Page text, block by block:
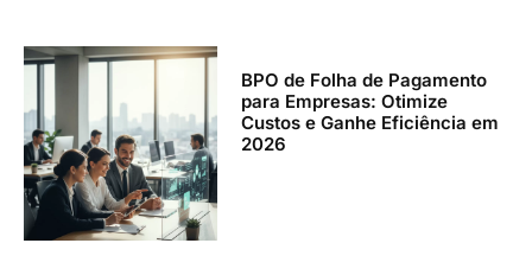
BPO de Folha de Pagamento
para Empresas: Otimize
Custos e Ganhe Eficiência em
2026